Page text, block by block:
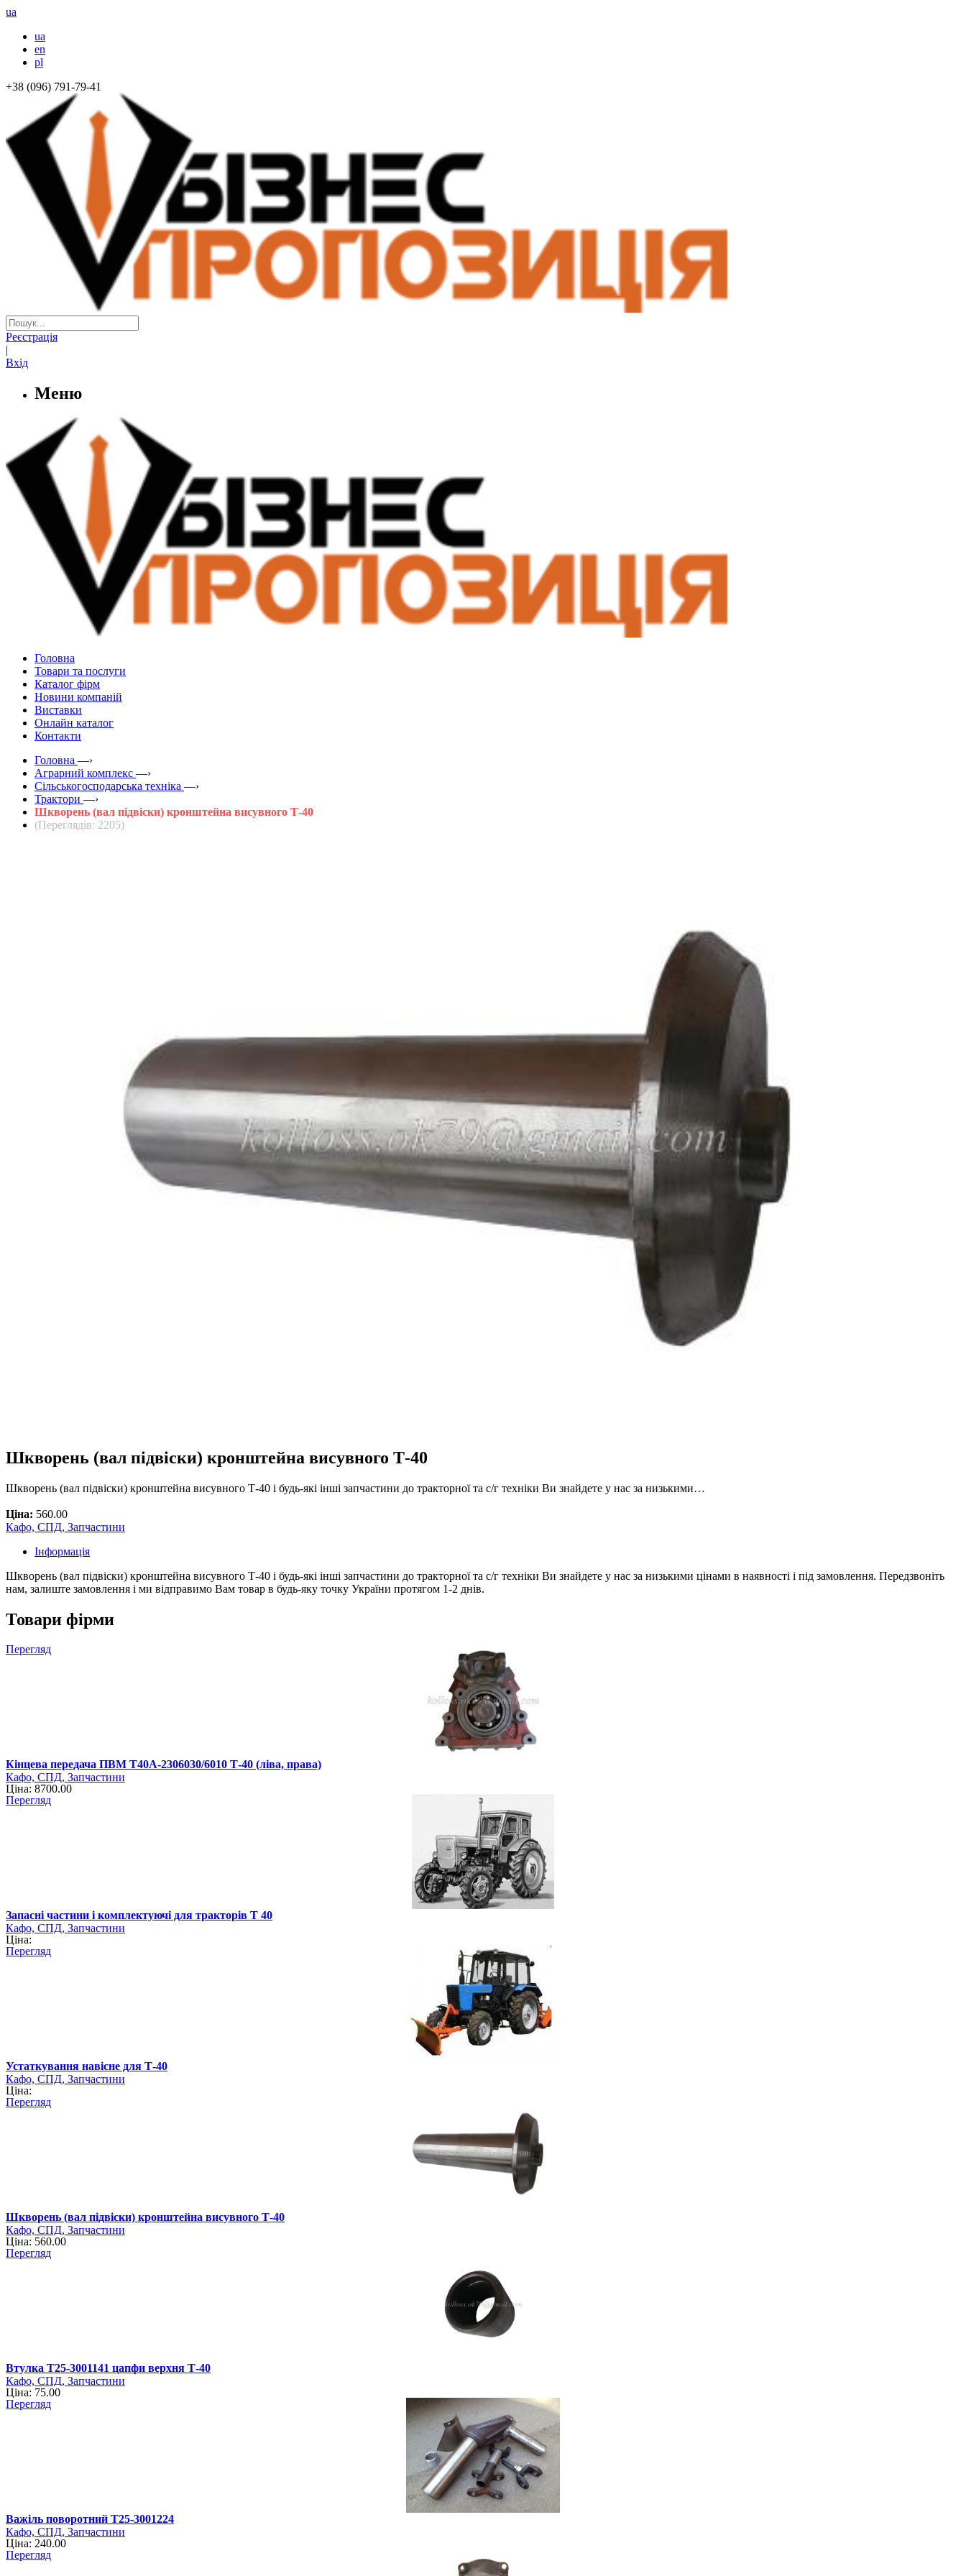
ua
ua
en
pl
+38 (096) 791-79-41
Реєстрація
|
Вхід
Меню
Головна
Товари та послуги
Каталог фірм
Новини компаній
Виставки
Онлайн каталог
Контакти
Головна —›
Аграрний комплекс —›
Сільськогосподарська техніка —›
Трактори —›
Шкворень (вал підвіски) кронштейна висувного Т-40
(Переглядів: 2205)
Шкворень (вал підвіски) кронштейна висувного Т-40
Шкворень (вал підвіски) кронштейна висувного Т-40 і будь-які інші запчастини до тракторної та с/г техніки Ви знайдете у нас за низькими…
Ціна: 560.00
Кафо, СПД, Запчастини
Інформація
Шкворень (вал підвіски) кронштейна висувного Т-40 і будь-які інші запчастини до тракторної та с/г техніки Ви знайдете у нас за низькими цінами в наявності і під замовлення. Передзвоніть
нам, залиште замовлення і ми відправимо Вам товар в будь-яку точку України протягом 1-2 днів.
Товари фірми
Перегляд
Кінцева передача ПВМ Т40А-2306030/6010 Т-40 (ліва, права)
Кафо, СПД, Запчастини
Ціна: 8700.00
Перегляд
Запасні частини і комплектуючі для тракторів Т 40
Кафо, СПД, Запчастини
Ціна:
Перегляд
Устаткування навісне для Т-40
Кафо, СПД, Запчастини
Ціна:
Перегляд
Шкворень (вал підвіски) кронштейна висувного Т-40
Кафо, СПД, Запчастини
Ціна: 560.00
Перегляд
Втулка Т25-3001141 цапфи верхня Т-40
Кафо, СПД, Запчастини
Ціна: 75.00
Перегляд
Важіль поворотний Т25-3001224
Кафо, СПД, Запчастини
Ціна: 240.00
Перегляд